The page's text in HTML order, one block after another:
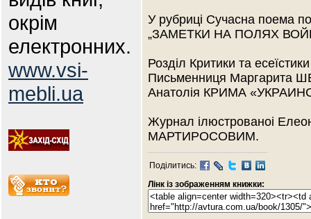
окрім
електронних.
www.vsi-
mebli.ua
У рубриці Сучасна поема
„ЗАМЕТКИ НА ПОЛЯХ
Розділ Критики та
Письменниця Маргарита
Анатолія КРИМА
Журнал ілюстрованоі
МАРТИРОСОВИМ.
Поділитись:
Лінк із зображенням книжки: